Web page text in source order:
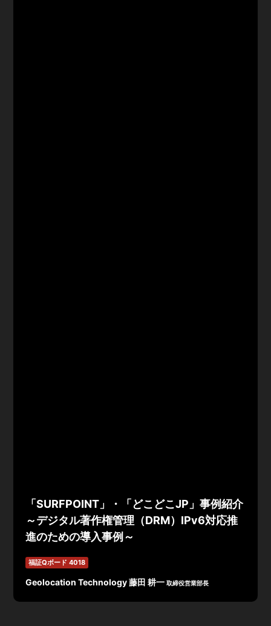
「SURFPOINT」・「どこどこJP」事例紹介
～デジタル著作権管理（DRM）IPv6対応推
進のための導入事例～
福証Qボード 4018
Geolocation Technology 藤田 耕一取締役営業部長